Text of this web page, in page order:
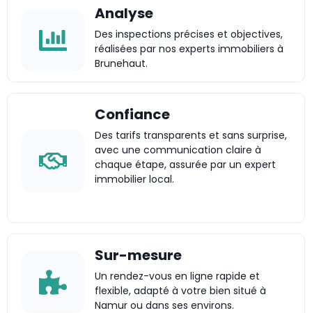
Analyse
Des inspections précises et objectives,
réalisées par nos experts immobiliers à
Brunehaut.
Confiance
Des tarifs transparents et sans surprise,
avec une communication claire à
chaque étape, assurée par un expert
immobilier local.
Sur-mesure
Un rendez-vous en ligne rapide et
flexible, adapté à votre bien situé à
Namur ou dans ses environs.